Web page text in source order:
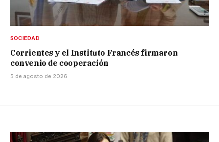
SOCIEDAD
Corrientes y el Instituto Francés firmaron
convenio de cooperación
5 de agosto de 2026